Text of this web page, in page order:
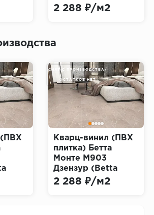
Monte)
2 288 ₽/м2
(ПВХ
СНЯТ С ПРОИЗВОДСТВА/
ОСТАТКОВ НЕТ
Кварц-винил (ПВХ
плитка) Бетта
Монте M903
Дзензур (Betta
Monte)
2 288 ₽/м2